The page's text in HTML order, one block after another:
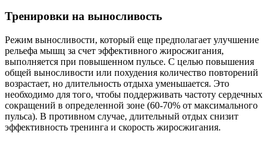
Тренировки на выносливость
Режим выносливости, который еще предполагает улучшение
рельефа мышц за счет эффективного жиросжигания,
выполняется при повышенном пульсе. С целью повышения
общей выносливости или похудения количество повторений
возрастает, но длительность отдыха уменьшается. Это
необходимо для того, чтобы поддерживать частоту сердечных
сокращений в определенной зоне (60-70% от максимального
пульса). В противном случае, длительный отдых снизит
эффективность тренинга и скорость жиросжигания.